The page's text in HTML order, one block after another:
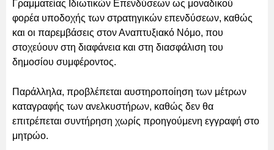
Γραμματείας Ιδιωτικών Επενδύσεων ως μοναδικού
φορέα υποδοχής των στρατηγικών επενδύσεων, καθώς
και οι παρεμβάσεις στον Αναπτυξιακό Νόμο, που
στοχεύουν στη διαφάνεια και στη διασφάλιση του
δημοσίου συμφέροντος.
Παράλληλα, προβλέπεται αυστηροποίηση των μέτρων
καταγραφής των ανελκυστήρων, καθώς δεν θα
επιτρέπεται συντήρηση χωρίς προηγούμενη εγγραφή στο
μητρώο.